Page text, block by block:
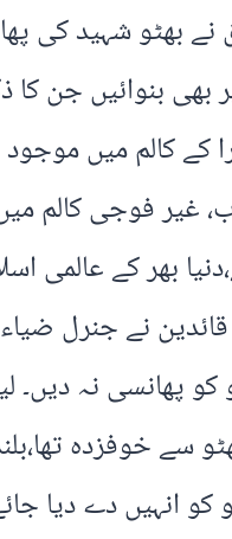
نے بھٹو شہید کی
بھی بنوائیں جن کا
کے کالم میں موجود
غیر فوجی کالم
بھر کے عالمی
نے جنرل
کو پھانسی نہ دیں۔
سے خوفزدہ
کو انہیں دے دیا